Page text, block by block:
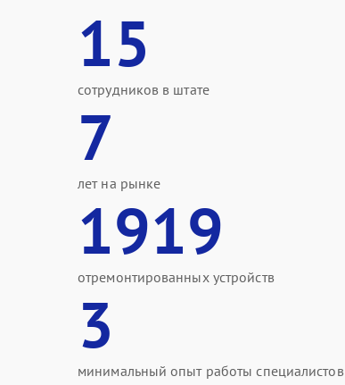
15
сотрудников в штате
7
лет на рынке
1919
отремонтированных устройств
3
минимальный опыт работы специалистов